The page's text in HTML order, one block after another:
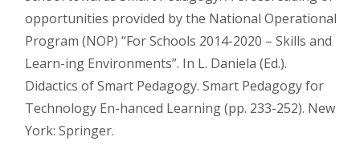
opportunities provided by the National Operational
Program (NOP) “For Schools 2014-2020 – Skills and
Learn-ing Environments”. In L. Daniela (Ed.).
Didactics of Smart Pedagogy. Smart Pedagogy for
Technology En-hanced Learning (pp. 233-252). New
York: Springer.